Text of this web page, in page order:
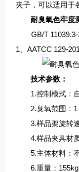
夹子，可以适用于
耐臭氧色牢度
GB/T 11039.3-
1、AATCC 129-
技术参数：
1.控制模式：
2.臭氧范围：1-
3.样品架旋转速
4.样品夹具材质
5.主体材料：
6.重量：155kg